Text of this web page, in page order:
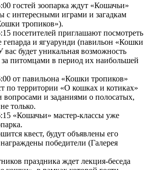
гостей зоопарка ждут «Кошачьи»
с интересными играми и загадкам
тропиков»).
посетителей приглашают посмотреть
гепарда и ягуарунди (павильон «Кошки
вас будет уникальная возможность
питомцами в период их наибольшей
от павильона «Кошки тропиков»
по территории «О кошках и котиках»
вопросами и заданиями о полосатых,
только.
«Кошачьи» мастер-классы уже
квест, будут объявлены его
награждены победители (Галерея
праздника ждет лекция-беседа